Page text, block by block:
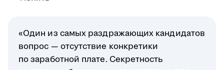
«Один из самых раздражающих кандидатов
вопрос — отсутствие конкретики
по заработной плате. Секретность